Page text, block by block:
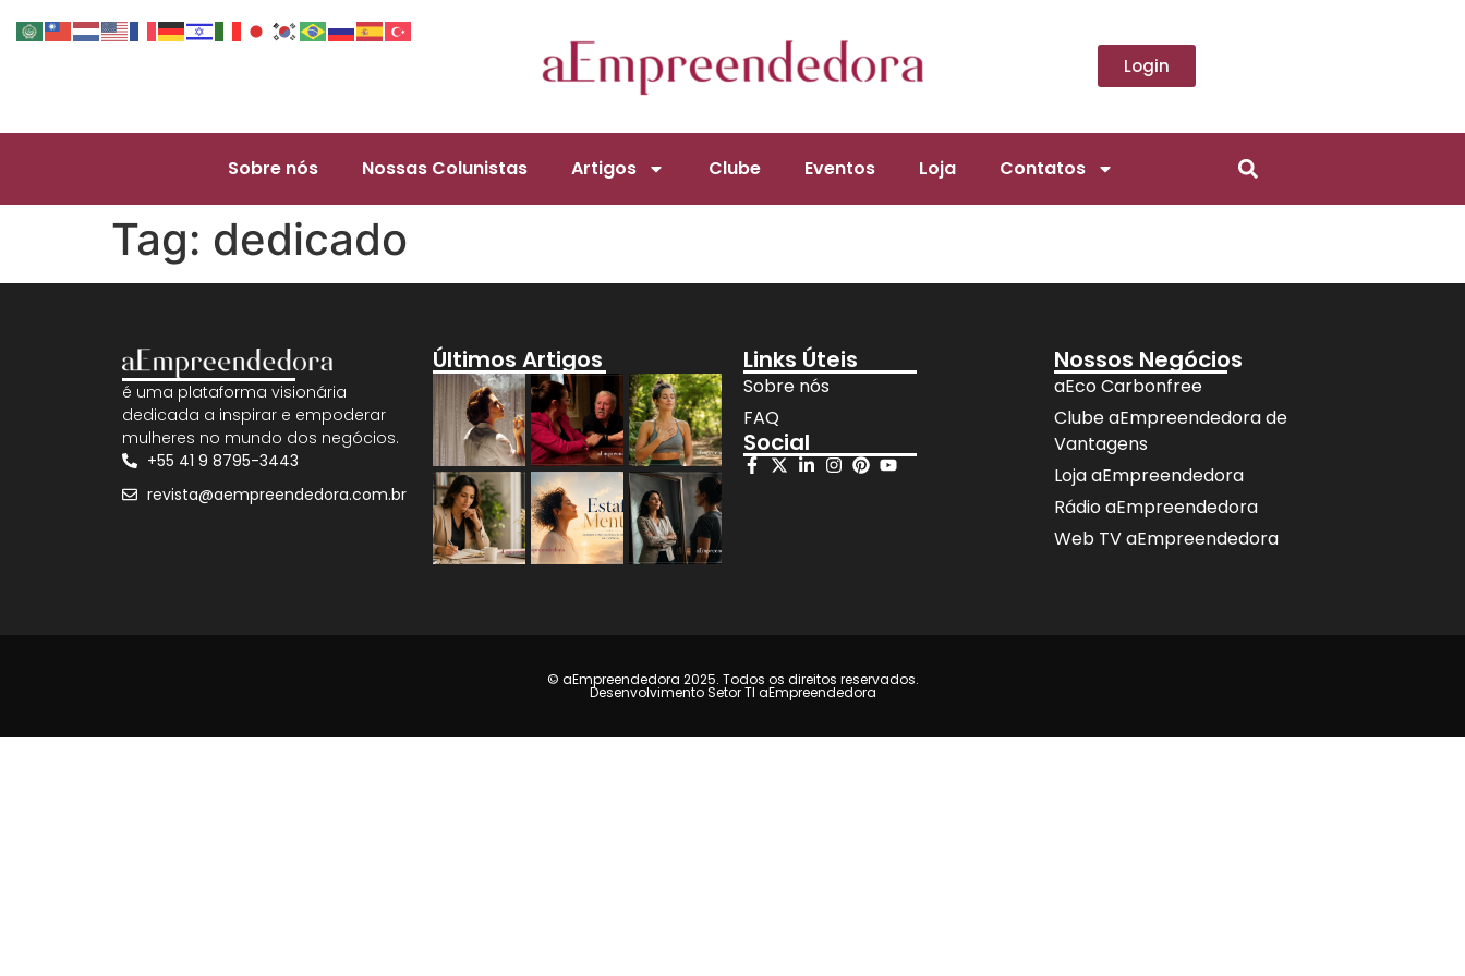
Login
Sobre nós Nossas Colunistas Artigos Clube Eventos Loja Contatos
Tag: dedicado
é uma plataforma visionária
dedicada a inspirar e empoderar
mulheres no mundo dos negócios.
+55 41 9 8795-3443
revista@aempreendedora.com.br
Últimos Artigos Links Úteis
Sobre nós
FAQ
Social
Nossos Negócios
aEco Carbonfree
Clube aEmpreendedora de
Vantagens
Loja aEmpreendedora
Rádio aEmpreendedora
Web TV aEmpreendedora
© aEmpreendedora 2025. Todos os direitos reservados.
Desenvolvimento Setor TI aEmpreendedora